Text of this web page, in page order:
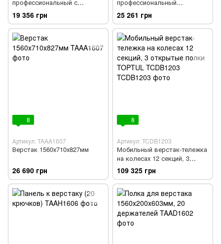
профессиональный с
выдвижными ящиками и
нижней полкой 1500x640x865
мм TORIN PBW59250201
19 356 грн
профессиональный
супердлинный с
выдвижными ящиками и
нижней полкой 2000x640x865
мм TORIN PBW79250301
25 261 грн
8
Артикул: TAAA1607
Верстак 1560х710х827мм
26 690 грн
8
Артикул: TCDB1203
Мобильный верстак-тележка
на колесах 12 секций, 3
открытые полки TOPTUL
TCDB1203
109 325 грн